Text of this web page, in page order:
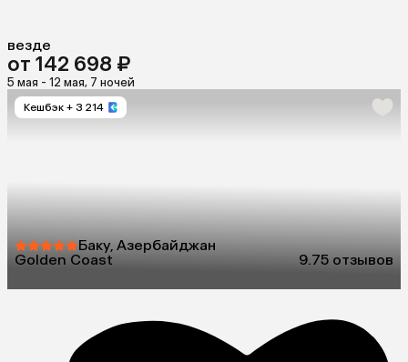
везде
от 142 698 ₽
5 мая - 12 мая, 7 ночей
Кешбэк + 3 214
Баку, Азербайджан
Golden Coast
9.75 отзывов